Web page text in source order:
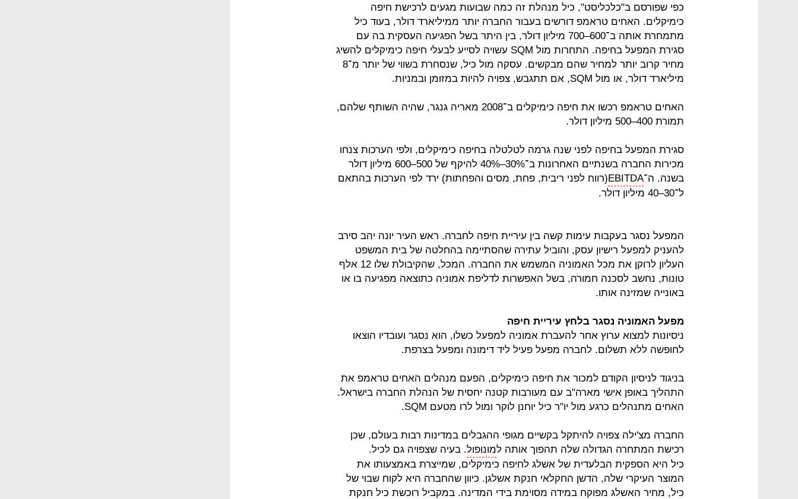
כפי שפורסם ב"כלכליסט", כיל מנהלת זה כמה שבועות מגעים לרכישת חיפה
כימיקלים. האחים טראמפ דורשים בעבור החברה יותר ממיליארד דולר, בעוד כיל
מתמחרת אותה ב־600–700 מיליון דולר, בין היתר בשל הפגיעה העסקית בה עם
סגירת המפעל בחיפה. התחרות מול SQM עשויה לסייע לבעלי חיפה כימיקלים להשיג
מחיר קרוב יותר למחיר שהם מבקשים. עסקה מול כיל, שנסחרת בשווי של יותר מ־8
מיליארד דולר, או מול SQM, אם תתגבש, צפויה להיות במזומן ובמניות.
האחים טראמפ רכשו את חיפה כימיקלים ב־2008 מאריה גנגר, שהיה השותף שלהם,
תמורת 400–500 מיליון דולר.
סגירת המפעל בחיפה לפני שנה גרמה לטלטלה בחיפה כימיקלים, ולפי הערכות צנחו
מכירות החברה בשנתיים האחרונות ב־30%–40% להיקף של 500–600 מיליון דולר
בשנה. ה־EBITDA(רווח לפני ריבית, פחת, מסים והפחתות) ירד לפי הערכות בהתאם
ל־30–40 מיליון דולר.
המפעל נסגר בעקבות עימות קשה בין עיריית חיפה לחברה. ראש העיר יונה יהב סירב
להעניק למפעל רישיון עסק, והוביל עתירה שהסתיימה בהחלטה של בית המשפט
העליון לרוקן את מכל האמוניה המשמש את החברה. המכל, שהקיבולת שלו 12 אלף
טונות, נחשב לסכנה חמורה, בשל האפשרות לדליפת אמוניה כתוצאה מפגיעה בו או
באונייה שמזינה אותו.
מפעל האמוניה נסגר בלחץ עיריית חיפה
ניסיונות למצוא ערוץ אחר להעברת אמוניה למפעל כשלו, הוא נסגר ועובדיו הוצאו
לחופשה ללא תשלום. לחברה מפעל פעיל ליד דימונה ומפעל בצרפת.
בניגוד לניסיון הקודם למכור את חיפה כימיקלים, הפעם מנהלים האחים טראמפ את
התהליך באופן אישי מארה"ב עם מעורבות קטנה יחסית של הנהלת החברה בישראל.
האחים מתנהלים כרגע מול יו"ר כיל יוחנן לוקר ומול לרו מטעם SQM.
החברה מצ'ילה צפויה להיתקל בקשיים מגופי ההגבלים במדינות רבות בעולם, שכן
רכישת המתחרה הגדולה שלה תהפוך אותה למונופול. בעיה שצפויה גם לכיל.
כיל היא הספקית הבלעדית של אשלג לחיפה כימיקלים, שמייצרת באמצעותו את
המוצר העיקרי שלה, הדשן החקלאי חנקת אשלגן. כיוון שהחברה היא לקוח שבוי של
כיל, מחיר האשלג מפוקח במידה מסוימת בידי המדינה. במקביל רוכשת כיל חנקת